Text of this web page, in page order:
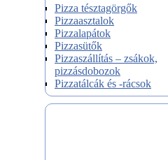
Pizza tésztagörgők
Pizzaasztalok
Pizzalapátok
Pizzasütők
Pizzaszállítás – zsákok,
pizzásdobozok
Pizzatálcák és -rácsok